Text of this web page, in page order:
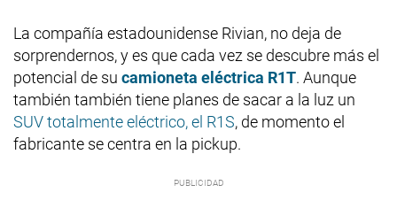
La compañía estadounidense Rivian, no deja de
sorprendernos, y es que cada vez se descubre más el
potencial de su camioneta eléctrica R1T. Aunque
también también tiene planes de sacar a la luz un
SUV totalmente eléctrico, el R1S, de momento el
fabricante se centra en la pickup.